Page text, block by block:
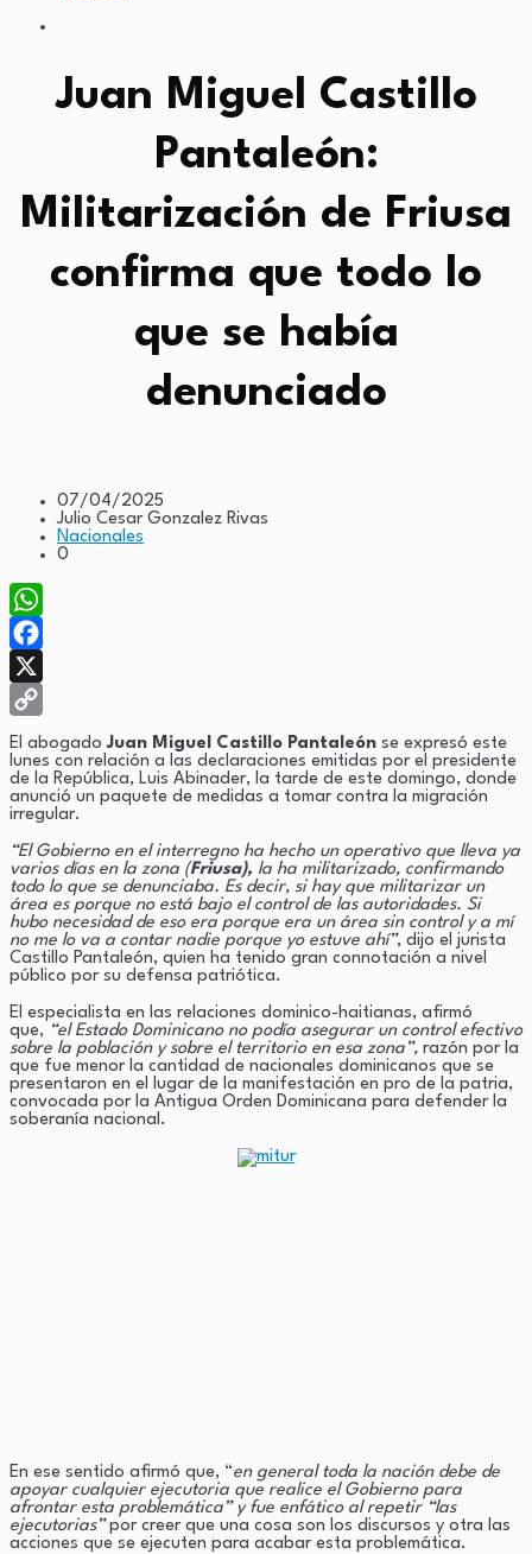
Juan Miguel Castillo
Pantaleón:
Militarización de Friusa
confirma que todo lo
que se había
denunciado
07/04/2025
Julio Cesar Gonzalez Rivas
Nacionales
0
WhatsApp
Facebook
X
Copy
Link
El abogado Juan Miguel Castillo Pantaleón se expresó este
lunes con relación a las declaraciones emitidas por el presidente
de la República, Luis Abinader, la tarde de este domingo, donde
anunció un paquete de medidas a tomar contra la migración
irregular.
“El Gobierno en el interregno ha hecho un operativo que lleva ya
varios días en la zona (Friusa), la ha militarizado, confirmando
todo lo que se denunciaba. Es decir, si hay que militarizar un
área es porque no está bajo el control de las autoridades. Si
hubo necesidad de eso era porque era un área sin control y a mí
no me lo va a contar nadie porque yo estuve ahí”, dijo el jurista
Castillo Pantaleón, quien ha tenido gran connotación a nivel
público por su defensa patriótica.
El especialista en las relaciones dominico-haitianas, afirmó
que, “el Estado Dominicano no podía asegurar un control efectivo
sobre la población y sobre el territorio en esa zona”, razón por la
que fue menor la cantidad de nacionales dominicanos que se
presentaron en el lugar de la manifestación en pro de la patria,
convocada por la Antigua Orden Dominicana para defender la
soberanía nacional.
En ese sentido afirmó que, “en general toda la nación debe de
apoyar cualquier ejecutoria que realice el Gobierno para
afrontar esta problemática” y fue enfático al repetir “las
ejecutorias”por creer que una cosa son los discursos y otra las
acciones que se ejecuten para acabar esta problemática.